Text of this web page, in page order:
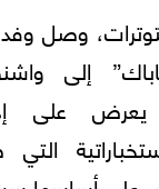
وصل
إلى
على